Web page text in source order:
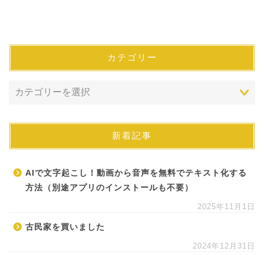
カテゴリー
新着記事
AIで文字起こし！動画から音声を無料でテキスト化する
方法（別途アプリのインストールも不要）
2025年11月1日
古民家を買いました
2024年12月31日